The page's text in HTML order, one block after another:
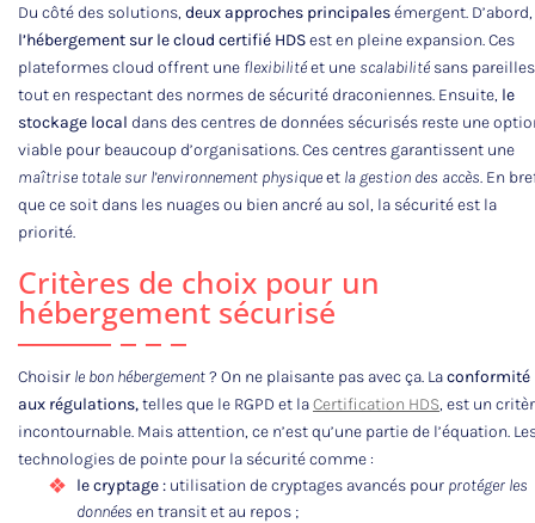
Du côté des solutions, deux approches principalesémergent. D’abord,
l’hébergement sur le cloud certifié HDSest en pleine expansion. Ces
plateformes cloud offrent une flexibilitéet une scalabilité sans
tout en respectant des normes de sécurité draconiennes. Ensuite, le
stockage local dans des centres de données sécurisés reste une
viable pour beaucoup d’organisations. Ces centres garantissent une
maîtrise totale sur l’environnement physiqueet la gestion des accès. En
que ce soit dans les nuages ou bien ancré au sol, la sécurité est la
priorité.
Critères de choix pour un
hébergement sécurisé
Choisir le bon hébergement? On ne plaisante pas avec ça. Laconformité
aux régulations,telles que le RGPD et laCertification HDS, est un
incontournable. Mais attention, ce n’est qu’une partie de l’équation.
technologies de pointe pour la sécurité comme :
le cryptage : utilisation de cryptages avancés pour protéger les
données en transit et au repos ;